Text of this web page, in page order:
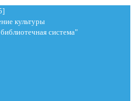
культуры
система"